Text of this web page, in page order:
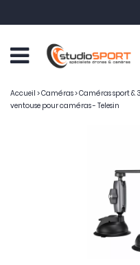
Accueil >Caméras>Caméras sport &
ventouse pour caméras - Telesin